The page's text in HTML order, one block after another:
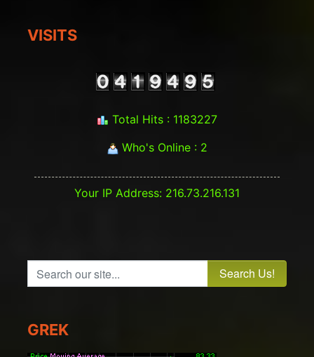
VISITS
Total Hits : 1183227
Who's Online : 2
Your IP Address: 216.73.216.131
Search our site...
GREK